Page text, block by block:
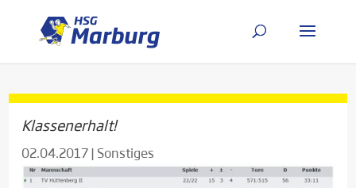
Klassenerhalt!
02.04.2017| Sonstiges